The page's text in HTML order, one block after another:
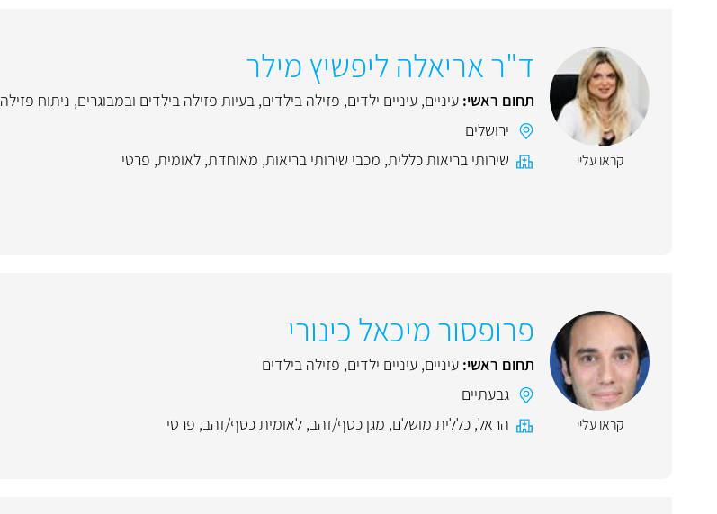
קראו עליי
ד"ר אריאלה ליפשיץ מילר
תחום ראשי: עיניים, עיניים ילדים, פזילה בילדים, בעיות פזילה בילדים ובמבוגרים, ניתוח פזילה
ירושלים
שירותי בריאות כללית, מכבי שירותי בריאות, מאוחדת, לאומית, פרטי
קראו עליי
פרופסור מיכאל כינורי
תחום ראשי: עיניים, עיניים ילדים, פזילה בילדים
גבעתיים
הראל, כללית מושלם, מגן כסף/זהב, לאומית כסף/זהב, פרטי